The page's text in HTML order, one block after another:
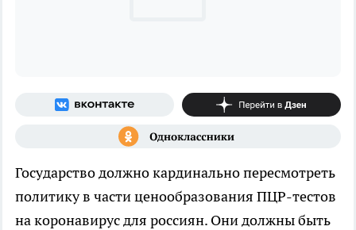
Государство должно кардинально пересмотреть
политику в части ценообразования ПЦР-тестов
на коронавирус для россиян. Они должны быть